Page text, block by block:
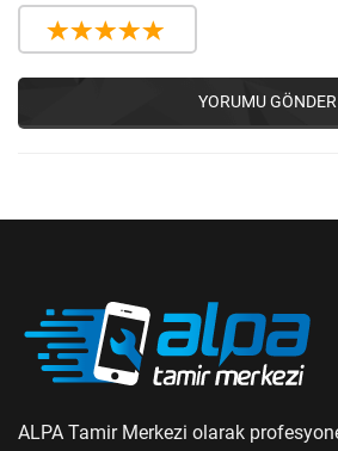
YORUMU GÖNDER
ALPA Tamir Merkezi olarak